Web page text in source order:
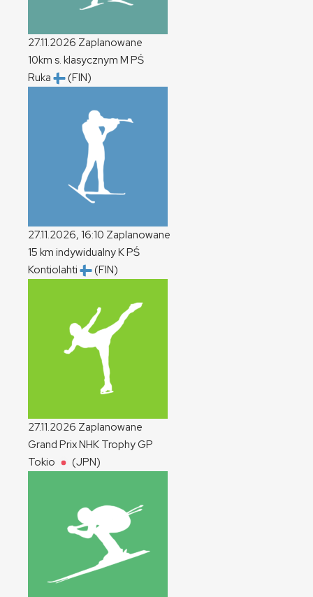
27.11.2026 Zaplanowane
10km s. klasycznym M PŚ
Ruka
(FIN)
27.11.2026, 16:10 Zaplanowane
15 km indywidualnyKPŚ
Kontiolahti
(FIN)
27.11.2026 Zaplanowane
Grand Prix NHK TrophyGP
Tokio
(JPN)